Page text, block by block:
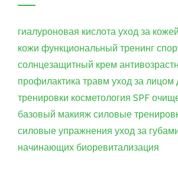
гиалуроновая кислота уход за кожей
кожи функциональный тренинг
солнцезащитный крем
профилактика травм уход за лицом
тренировки косметология SPF
базовый макияж силовые
силовые упражнения уход за
начинающих биоревитализация